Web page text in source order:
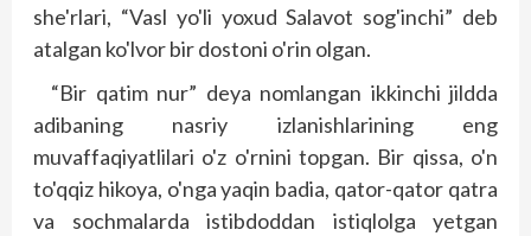
she'rlari, “Vasl yo'li yoxud Salavot sog'inchi” deb
atalgan ko'lvor bir dostoni o'rin olgan.
“Bir qatim nur” deya nomlangan ikkinchi jildda
adibaning nasriy izlanishlarining eng
muvaffaqiyatlilari o'z o'rnini topgan. Bir qissa, o'n
to'qqiz hikoya, o'nga yaqin badia, qator-qator qatra
va sochmalarda istibdoddan istiqlolga yetgan